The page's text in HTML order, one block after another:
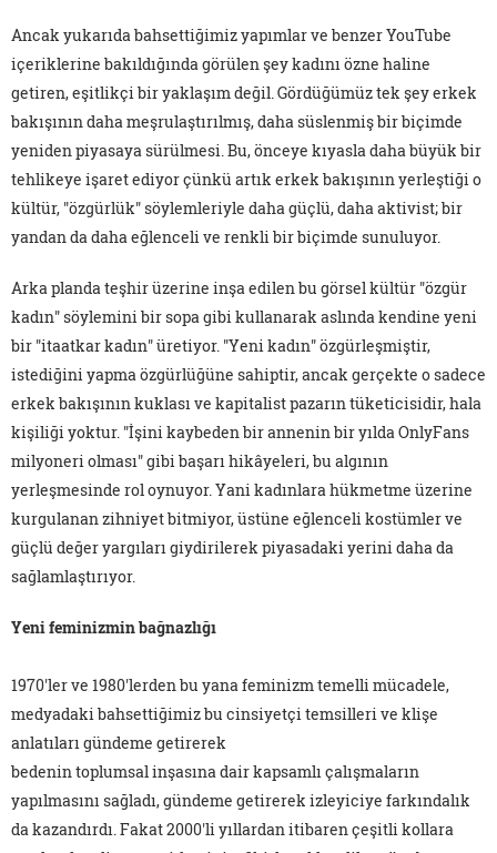
Ancak yukarıda bahsettiğimiz yapımlar ve benzer YouTube
içeriklerine bakıldığında görülen şey kadını özne haline
getiren, eşitlikçi bir yaklaşım değil. Gördüğümüz tek şey erkek
bakışının daha meşrulaştırılmış, daha süslenmiş bir biçimde
yeniden piyasaya sürülmesi. Bu, önceye kıyasla daha büyük bir
tehlikeye işaret ediyor çünkü artık erkek bakışının yerleştiği o
kültür, "özgürlük" söylemleriyle daha güçlü, daha aktivist; bir
yandan da daha eğlenceli ve renkli bir biçimde sunuluyor.
Arka planda teşhir üzerine inşa edilen bu görsel kültür "özgür
kadın" söylemini bir sopa gibi kullanarak aslında kendine yeni
bir "itaatkar kadın" üretiyor. "Yeni kadın" özgürleşmiştir,
istediğini yapma özgürlüğüne sahiptir, ancak gerçekte o sadece
erkek bakışının kuklası ve kapitalist pazarın tüketicisidir, hala
kişiliği yoktur. "İşini kaybeden bir annenin bir yılda OnlyFans
milyoneri olması" gibi başarı hikâyeleri, bu algının
yerleşmesinde rol oynuyor. Yani kadınlara hükmetme üzerine
kurgulanan zihniyet bitmiyor, üstüne eğlenceli kostümler ve
güçlü değer yargıları giydirilerek piyasadaki yerini daha da
sağlamlaştırıyor.
Yeni feminizmin bağnazlığı
1970'ler ve 1980'lerden bu yana feminizm temelli mücadele,
medyadaki bahsettiğimiz bu cinsiyetçi temsilleri ve klişe
anlatıları gündeme getirerek
bedenin toplumsal inşasına dair kapsamlı çalışmaların
yapılmasını sağladı, gündeme getirerek izleyiciye farkındalık
da kazandırdı. Fakat 2000'li yıllardan itibaren çeşitli kollara